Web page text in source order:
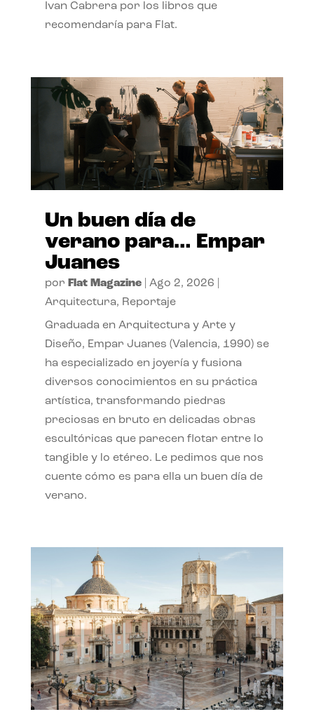
Ivan Cabrera por los libros que
recomendaría para Flat.
Un buen día de
verano para… Empar
Juanes
por Flat Magazine| Ago 2, 2026
Arquitectura, Reportaje
Graduada en Arquitectura y Arte y
Diseño, Empar Juanes (Valencia, 1990) se
ha especializado en joyería y fusiona
diversos conocimientos en su práctica
artística, transformando piedras
preciosas en bruto en delicadas obras
escultóricas que parecen flotar entre lo
tangible y lo etéreo. Le pedimos que nos
cuente cómo es para ella un buen día de
verano.